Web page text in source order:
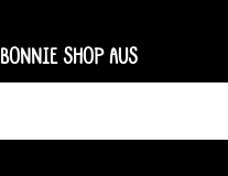
BONNIE SHOP AUS